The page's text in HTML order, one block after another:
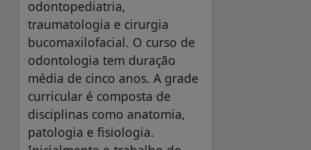
odontopediatria,
traumatologia e cirurgia
bucomaxilofacial. O curso de
odontologia tem duração
média de cinco anos. A grade
curricular é composta de
disciplinas como anatomia,
patologia e fisiologia.